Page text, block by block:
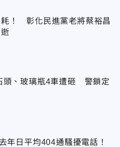
耗！ 彰化民進黨老將蔡裕昌
頭、玻璃瓶4車遭砸 警鎖定
年日平均404通騷擾電話！